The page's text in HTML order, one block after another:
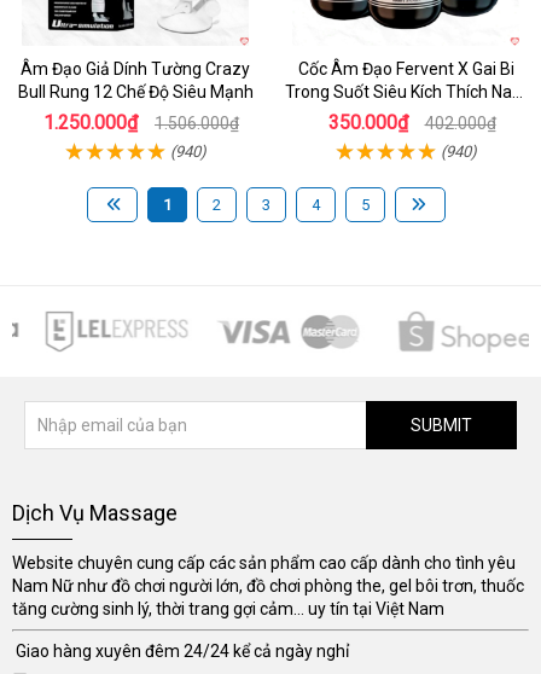
Âm Đạo Giả Dính Tường Crazy
Bull Rung 12 Chế Độ Siêu Mạnh
1.250.000₫ 1.506.000₫
(940)
Cốc Âm Đạo Fervent X Gai Bi
Trong Suốt Siêu Kích Thích Nam
Giới
350.000₫ 402.000₫
(940)
1 2 3 4 5
SUBMIT
Dịch Vụ Massage
Website chuyên cung cấp các sản phẩm cao cấp dành cho tình yêu
Nam Nữ như đồ chơi người lớn, đồ chơi phòng the, gel bôi trơn, thuốc
tăng cường sinh lý, thời trang gợi cảm... uy tín tại Việt Nam
Giao hàng xuyên đêm 24/24 kể cả ngày nghỉ